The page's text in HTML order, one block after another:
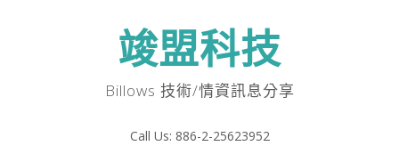
竣盟科技
Billows 技術/情資訊息分享
Call Us: 886-2-25623952